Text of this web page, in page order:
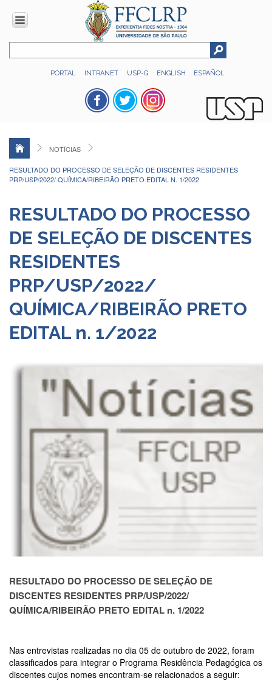
PORTAL INTRANET USP-G ENGLISH ESPAÑOL
INSTITUCIONAL
Histórico
Administração
Organograma
Gestão
FFCLRP
-
60
anos
Departamentos
GRADUAÇÃO
Apresentação
Cursos
Curricularização
Extensão
Ingresso
Calendário
Horários
Estágios
Permanência
Estudantil
Agremiações
Diplomas
Disponíveis
Aluno
Sistema
Júpiter
NOTÍCIAS
RESULTADO DO PROCESSO DE SELEÇÃO DE DISCENTES RESIDENTES
PRP/USP/2022/ QUÍMICA/RIBEIRÃO PRETO EDITAL N. 1/2022
RESULTADO DO PROCESSO
DE SELEÇÃO DE DISCENTES
RESIDENTES
PRP/USP/2022/
QUÍMICA/RIBEIRÃO PRETO
EDITAL n. 1/2022
RESULTADO DO PROCESSO DE SELEÇÃO DE
DISCENTES RESIDENTES PRP/USP/2022/
QUÍMICA/RIBEIRÃO PRETO EDITAL n. 1/2022
Nas entrevistas realizadas no dia 05 de outubro de 2022, foram
classificados para integrar o Programa Residência Pedagógica os
discentes cujos nomes encontram-se relacionados a seguir: